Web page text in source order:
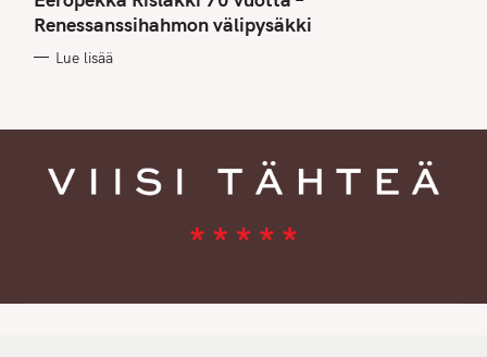
E
G
O
I
Renessanssihahmon välipysäkki
Lue lisää